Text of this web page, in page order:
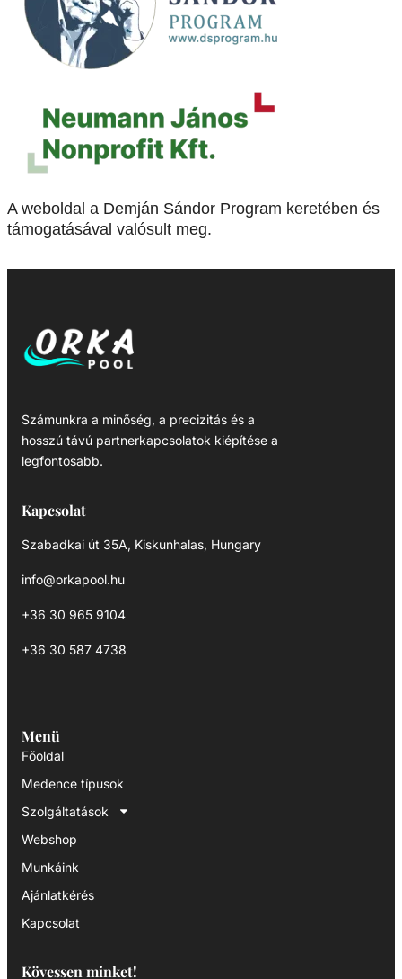
A weboldal a Demján Sándor Program keretében és
támogatásával valósult meg.
Számunkra a minőség, a precizitás és a
hosszú távú partnerkapcsolatok kiépítése a
legfontosabb.
Kapcsolat
Szabadkai út 35A, Kiskunhalas, Hungary
info@orkapool.hu
+36 30 965 9104
+36 30 587 4738
Menü
Főoldal
Medence típusok
Szolgáltatások
Webshop
Munkáink
Ajánlatkérés
Kapcsolat
Kövessen minket!